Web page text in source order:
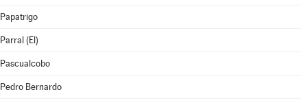
Papatrigo
Parral (El)
Pascualcobo
Pedro Bernardo